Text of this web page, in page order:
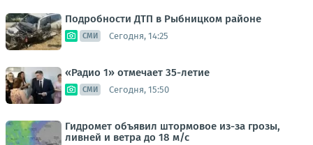
Подробности ДТП в Рыбницком районе
СМИ Сегодня, 14:25
«Радио 1» отмечает 35-летие
СМИ Сегодня, 15:50
Гидромет объявил штормовое из-за грозы,
ливней и ветра до 18 м/с